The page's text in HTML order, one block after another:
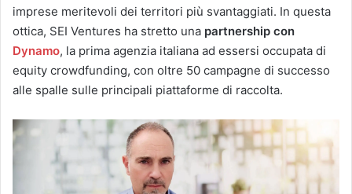
imprese meritevoli dei territori più svantaggiati. In questa
ottica, SEI Ventures ha stretto una partnership con
Dynamo, la prima agenzia italiana ad essersi occupata di
equity crowdfunding, con oltre 50 campagne di successo
alle spalle sulle principali piattaforme di raccolta.